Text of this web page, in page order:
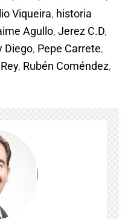
Viqueira, historia
Agullo, Jerez C.D,
Diego, Pepe Carrete,
Rey, Rubén Coméndez,